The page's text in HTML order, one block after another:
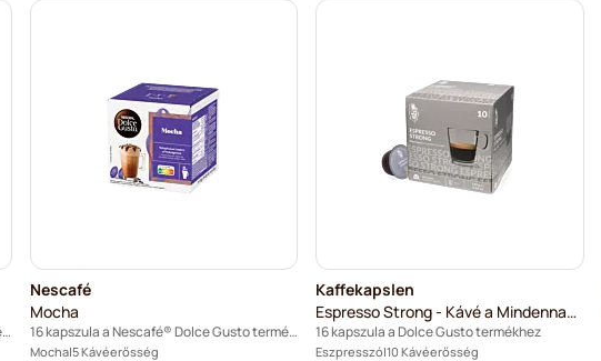
16 kapszula a Nescafé® Dolce Gusto termékhez
Nescafé
Mocha
16 kapszula a Nescafé® Dolce Gusto termékhez
Mocha 5 Kávéerősség
Kaffekapslen
Espresso Strong - Kávé a Mindennapokra
16 kapszula a Dolce Gusto termékhez
Eszpresszó 10 Kávéerősség